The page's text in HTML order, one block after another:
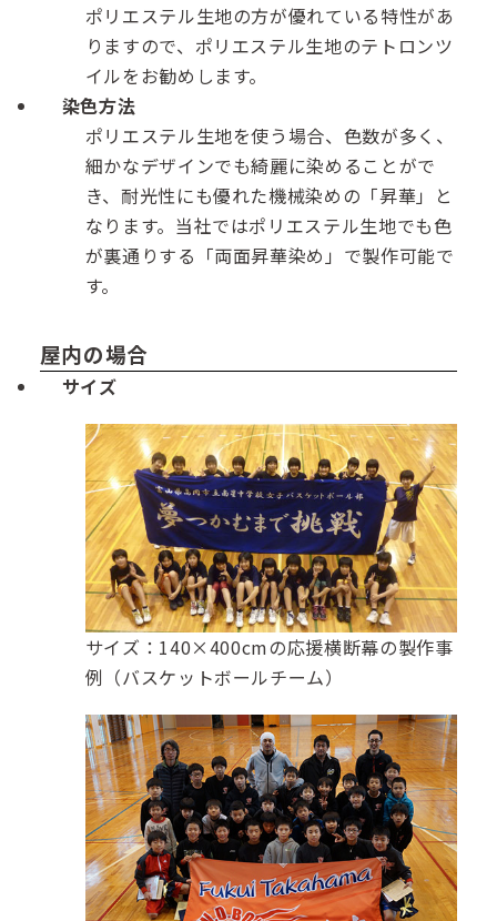
ポリエステル生地の方が優れている特性があ
りますので、ポリエステル生地のテトロンツ
イルをお勧めします。
染色方法
ポリエステル生地を使う場合、色数が多く、
細かなデザインでも綺麗に染めることがで
き、耐光性にも優れた機械染めの「昇華」と
なります。当社ではポリエステル生地でも色
が裏通りする「両面昇華染め」で製作可能で
す。
屋内の場合
サイズ
サイズ：140×400cmの応援横断幕の製作事
例（バスケットボールチーム）